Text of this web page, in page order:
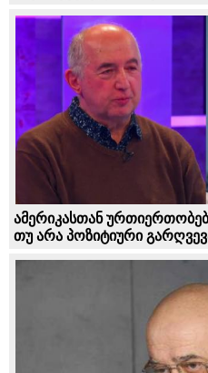
ამერიკასთან
თუ არა პოზიტიური